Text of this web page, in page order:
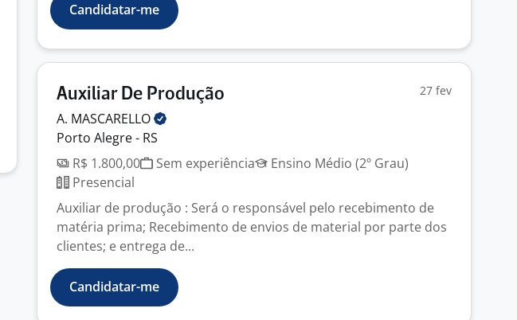
Candidatar-me
Auxiliar De Produção 27 fev
A. MASCARELLO
Porto Alegre - RS
R$ 1.800,00
Sem experiência
Ensino Médio (2º Grau)
Presencial
Auxiliar de produção : Será o responsável pelo recebimento de
matéria prima; Recebimento de envios de material por parte dos
clientes; e entrega de...
Candidatar-me